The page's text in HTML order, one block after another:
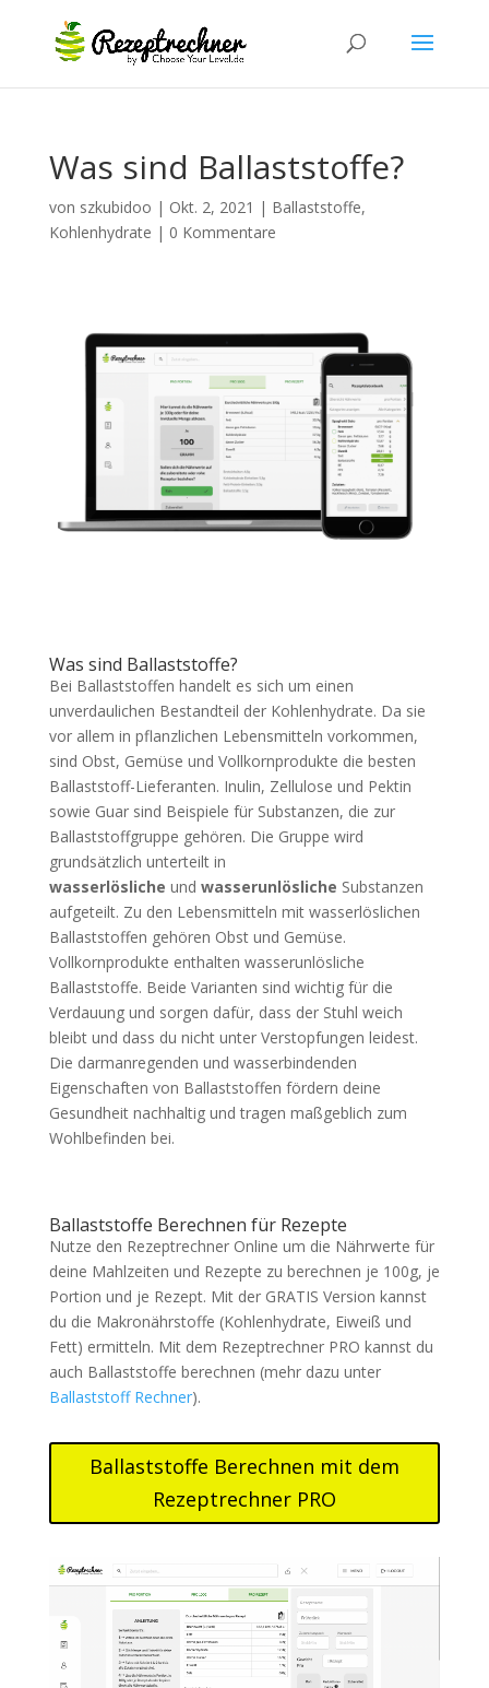
Was sind Ballaststoffe?
von szkubidoo | Okt. 2, 2021 | Ballaststoffe,
Kohlenhydrate | 0 Kommentare
Was sind Ballaststoffe?
Bei Ballaststoffen handelt es sich um einen
unverdaulichen Bestandteil der Kohlenhydrate. Da sie
vor allem in pflanzlichen Lebensmitteln vorkommen,
sind Obst, Gemüse und Vollkornprodukte die besten
Ballaststoff-Lieferanten. Inulin, Zellulose und Pektin
sowie Guar sind Beispiele für Substanzen, die zur
Ballaststoffgruppe gehören. Die Gruppe wird
grundsätzlich unterteilt in
wasserlösliche und wasserunlösliche Substanzen
aufgeteilt. Zu den Lebensmitteln mit wasserlöslichen
Ballaststoffen gehören Obst und Gemüse.
Vollkornprodukte enthalten wasserunlösliche
Ballaststoffe. Beide Varianten sind wichtig für die
Verdauung und sorgen dafür, dass der Stuhl weich
bleibt und dass du nicht unter Verstopfungen leidest.
Die darmanregenden und wasserbindenden
Eigenschaften von Ballaststoffen fördern deine
Gesundheit nachhaltig und tragen maßgeblich zum
Wohlbefinden bei.
Ballaststoffe Berechnen für Rezepte
Nutze den Rezeptrechner Online um die Nährwerte für
deine Mahlzeiten und Rezepte zu berechnen je 100g, je
Portion und je Rezept. Mit der GRATIS Version kannst
du die Makronährstoffe (Kohlenhydrate, Eiweiß und
Fett) ermitteln. Mit dem Rezeptrechner PRO kannst du
auch Ballaststoffe berechnen (mehr dazu unter
Ballaststoff Rechner).
Ballaststoffe Berechnen mit dem
Rezeptrechner PRO